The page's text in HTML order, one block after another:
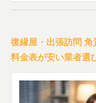
復縁屋・出張訪問
料金表が安い業者選